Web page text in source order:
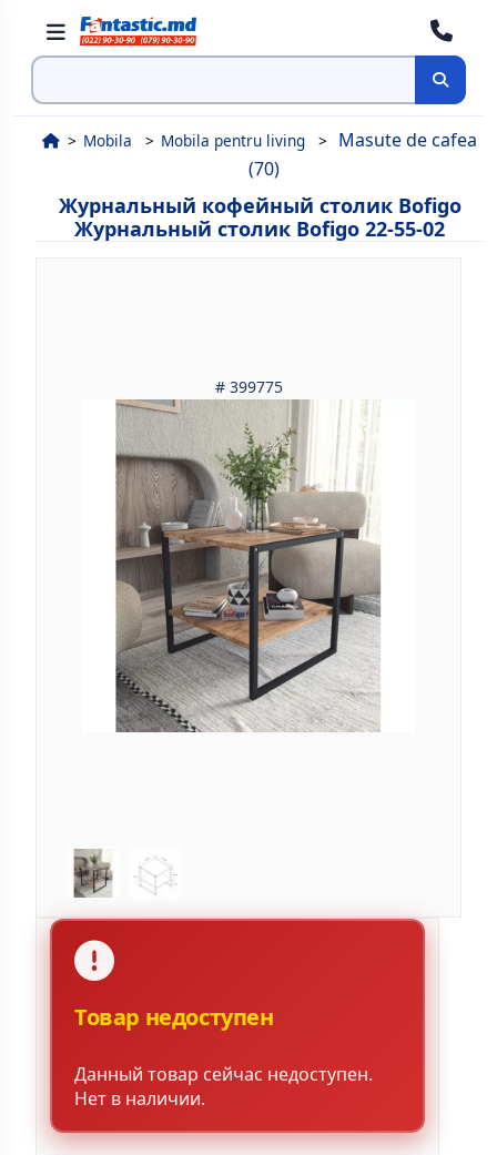
Поиск
Mobila Mobila pentru living
Masute de cafea
(70)
Журнальный кофейный столик Bofigo
Журнальный столик Bofigo 22-55-02
# 399775
Товар недоступен
Данный товар сейчас недоступен.
Нет в наличии.